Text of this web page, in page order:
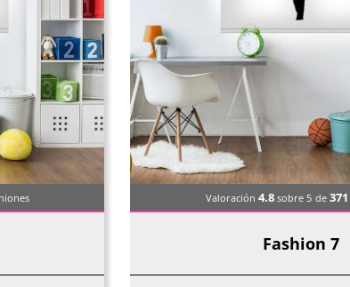
Valoración 4.8sobre 5 de 371
Fashion 7